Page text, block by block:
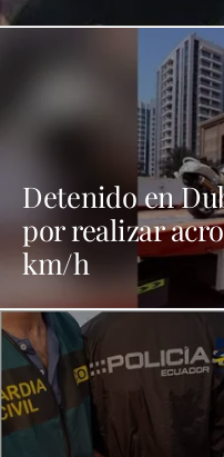
Detenido en
por realizar
km/h